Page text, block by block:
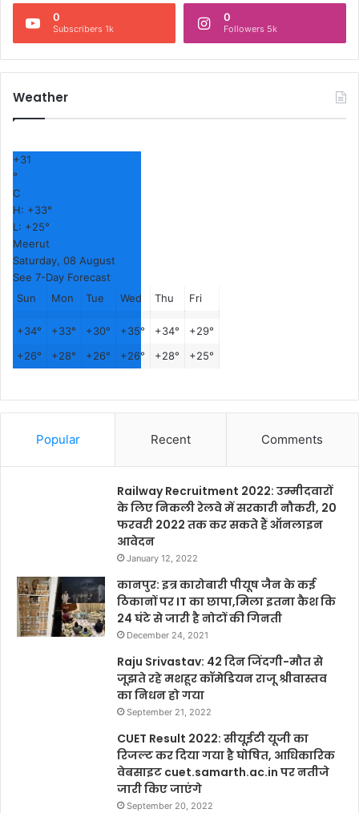
0
Subscribers 1k
0
Followers 5k
Weather
+31
°
C
H: +33°
L: +25°
Meerut
Saturday, 08 August
See 7-Day Forecast
Sun
Mon Tue Wed Thu Fri
+34° +33° +30° +35° +34° +29°
+26° +28° +26° +26° +28° +25°
Popular Recent Comments
Railway Recruitment 2022: उम्मीदवारों
के लिए निकली रेलवे में सरकारी नौकरी, 20
फरवरी 2022 तक कर सकते हैं ऑनलाइन
आवेदन
January 12, 2022
कानपुर: इत्र कारोबारी पीयूष जैन के कई
ठिकानों पर IT का छापा,मिला इतना कैश कि
24 घंटे से जारी है नोटों की गिनती
December 24, 2021
Raju Srivastav: 42 दिन जिंदगी-मौत से
जूझते रहे मशहूर कॉमेडियन राजू श्रीवास्तव
का निधन हो गया
September 21, 2022
CUET Result 2022: सीयूईटी यूजी का
रिजल्ट कर दिया गया है घोषित, आधिकारिक
वेबसाइट cuet.samarth.ac.in पर नतीजे
जारी किए जाएंगे
September 20, 2022